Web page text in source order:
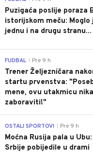
Puzigaća poslije poraza
istorijskom meču: Moglo
jednu i na drugu stranu...
FUDBAL Pre 9 h
Trener Željezničara
startu prvenstva:
mene, ovu utakmicu
zaboraviti!"
OSTALI SPORTOVI Pre 9 h
Moćna Rusija pala u
Srbije pobijedile u drami